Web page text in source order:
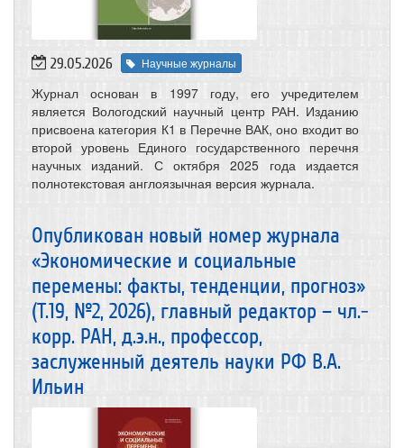
29.05.2026 Научные журналы
Журнал основан в 1997 году, его учредителем
является Вологодский научный центр РАН. Изданию
присвоена категория К1 в Перечне ВАК, оно входит во
второй уровень Единого государственного перечня
научных изданий. С октября 2025 года издается
полнотекстовая англоязычная версия журнала.
Опубликован новый номер журнала
«Экономические и социальные
перемены: факты, тенденции, прогноз»
(Т.19, №2, 2026), главный редактор – чл.-
корр. РАН, д.э.н., профессор,
заслуженный деятель науки РФ В.А.
Ильин